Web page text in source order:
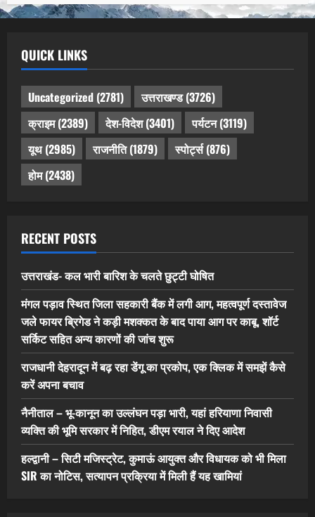
QUICK LINKS
Uncategorized (2781) उत्तराखण्ड(3726)
क्राइम(2389) देश-विदेश(3401) पर्यटन(3119)
यूथ(2985) राजनीति(1879) स्पोर्ट्स(876)
होम(2438)
RECENT POSTS
उत्तराखंड- कल भारी बारिश के चलते छुट्टी घोषित
मंगल पड़ाव स्थित जिला सहकारी बैंक में लगी आग, महत्वपूर्ण दस्तावेज
जले फायर ब्रिगेड ने कड़ी मशक्कत के बाद पाया आग पर काबू, शॉर्ट
सर्किट सहित अन्य कारणों की जांच शुरू
राजधानी देहरादून में बढ़ रहा डेंगू का प्रकोप, एक क्लिक में समझें कैसे
करें अपना बचाव
नैनीताल – भू-कानून का उल्लंघन पड़ा भारी, यहां हरियाणा निवासी
व्यक्ति की भूमि सरकार में निहित, डीएम रयाल ने दिए आदेश
हल्द्वानी – सिटी मजिस्ट्रेट, कुमाऊं आयुक्त और विधायक को भी मिला
SIR का नोटिस, सत्यापन प्रक्रिया में मिली हैं यह खामियां